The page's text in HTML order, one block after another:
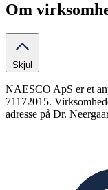
Om
Skjul
NAESCO ApS er et
71172015.
adresse på Dr.